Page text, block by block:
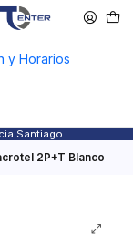
y Horarios
Santiago
2P+T Blanco